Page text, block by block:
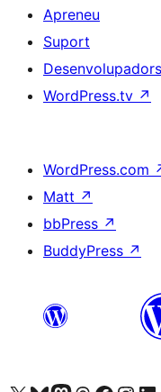
Apreneu
Suport
Desenvolupadors
WordPress.tv ↗
WordPress.com
Matt ↗
bbPress ↗
BuddyPress ↗